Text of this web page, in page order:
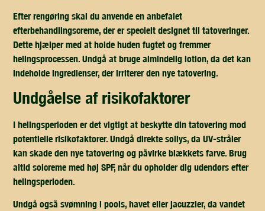
Efter rengøring skal du anvende en anbefalet
efterbehandlingscreme, der er specielt designet til tatoveringer.
Dette hjælper med at holde huden fugtet og fremmer
helingsprocessen. Undgå at bruge almindelig lotion, da det kan
indeholde ingredienser, der irriterer den nye tatovering.
undgåelse af risikofaktorer
I helingsperioden er det vigtigt at beskytte din tatovering mod
potentielle risikofaktorer. Undgå direkte sollys, da UV-stråler
kan skade den nye tatovering og påvirke blækkets farve. Brug
altid solcreme med høj SPF, når du opholder dig udendørs efter
helingsperioden.
Undgå også svømning i pools, havet eller jacuzzier, da vandet